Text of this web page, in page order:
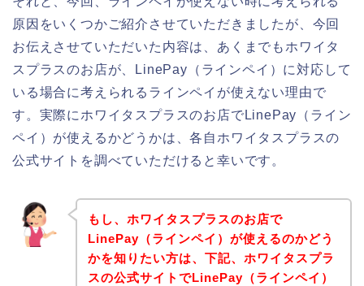
原因をいくつかご紹介させていただきましたが、今回
お伝えさせていただいた内容は、あくまでもホワイタ
スプラスのお店が、LinePay（ラインペイ）に対応して
いる場合に考えられるラインペイが使えない理由で
す。実際にホワイタスプラスのお店でLinePay（ライン
ペイ）が使えるかどうかは、各自ホワイタスプラスの
公式サイトを調べていただけると幸いです。
もし、ホワイタスプラスのお店で
LinePay（ラインペイ）が使えるのかどう
かを知りたい方は、下記、ホワイタスプラ
スの公式サイトでLinePay（ラインペイ）